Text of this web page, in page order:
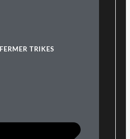
FERMER TRIKES